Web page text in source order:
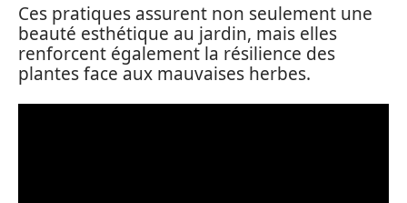
Ces pratiques assurent non seulement une
beauté esthétique au jardin, mais elles
renforcent également la résilience des
plantes face aux mauvaises herbes.